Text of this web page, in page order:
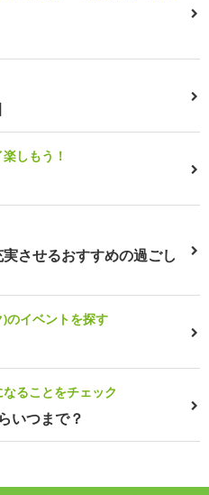
しもう！
させるおすすめの過ごし
のイベントを探す
ることをチェック
いつまで？